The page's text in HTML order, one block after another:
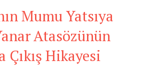
Mumu Yatsıya
Atasözünün
Çıkış Hikayesi